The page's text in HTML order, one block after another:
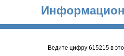
Ведите цифру 615215 в